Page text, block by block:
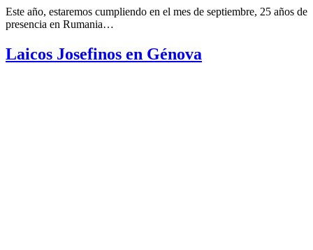
Este año, estaremos cumpliendo en el mes de septiembre, 25 años de
presencia en Rumania…
Laicos Josefinos en Génova